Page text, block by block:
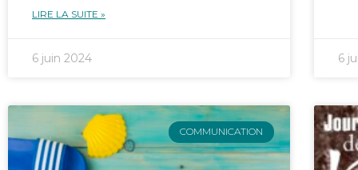
LIRE LA SUITE »
6 juin 2024 6
COMMUNICATION